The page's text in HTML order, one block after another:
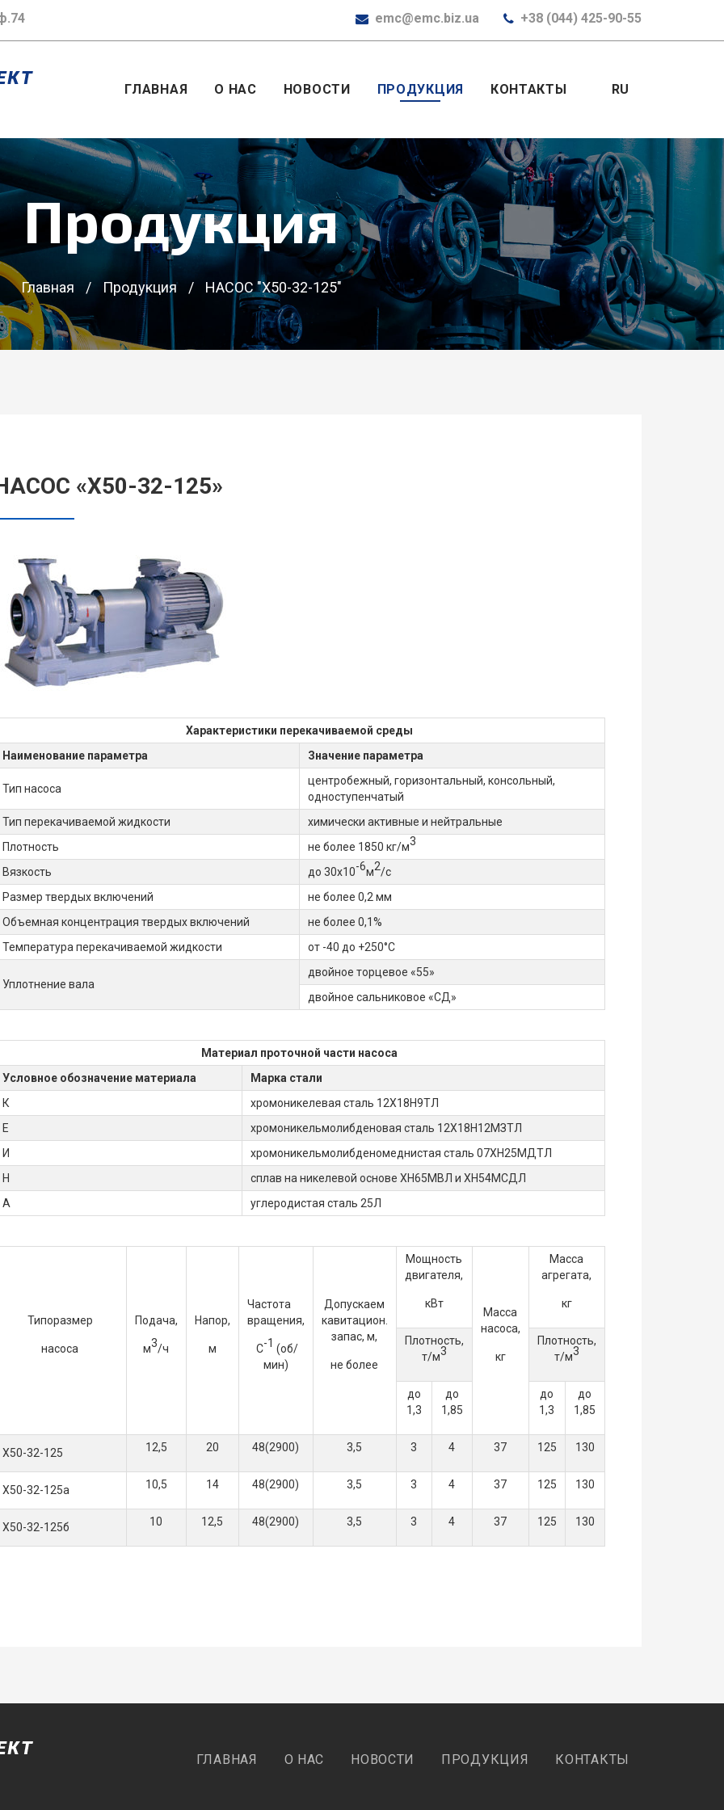
+38 (044) 425-90-55
emc@emc.biz.ua
ГЛАВНАЯ О НАС НОВОСТИ ПРОДУКЦИЯ КОНТАКТЫ RU
Продукция
Главная / Продукция / НАСОС "Х50-32-125"
«Х50-32-125»
Характеристики перекачиваемой среды
Наименование параметра
Значение параметра
Тип насоса
центробежный, горизонтальный, консольный,
одноступенчатый
Тип перекачиваемой жидкости
химически активные и нейтральные
Плотность
не более 1850 кг/м3
Вязкость до 30х10-6м2/с
Размер твердых включений
не более 0,2 мм
Объемная концентрация твердых включений
не более 0,1%
Температура перекачиваемой жидкости
от -40 до +250°С
Уплотнение вала
двойное торцевое «55»
двойное сальниковое «СД»
Материал проточной части насоса
Условное обозначение материала
Марка стали
К
хромоникелевая сталь 12Х18Н9ТЛ
Е
хромоникельмолибденовая сталь 12Х18Н12МЗТЛ
И
хромоникельмолибденомеднистая сталь 07ХН25МДТЛ
Н
сплав на никелевой основе ХН65МВЛ и ХН54МСДЛ
А
углеродистая сталь 25Л
Типоразмер
насоса
Подача,
м3/ч
Напор,
м
Частота
вращения,
С-1 (об/
мин)
Допускаем
кавитацион.
запас, м,
не более
Мощность
двигателя,
кВт
Масса
насоса,
кг
Масса
агрегата,
кг
Плотность,
т/м3
Плотность,
т/м3
до
1,3
до
1,85
до
1,3
до
1,85
Х50-32-125 12,5 20 48(2900) 3,5 3 4 37 125 130
Х50-32-125а 10,5 14 48(2900) 3,5 3 4 37 125 130
Х50-32-125б 10 12,5 48(2900) 3,5 3 4 37 125 130
ГЛАВНАЯ О НАС НОВОСТИ ПРОДУКЦИЯ КОНТАКТЫ